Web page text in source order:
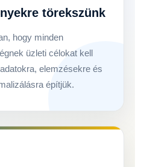
törekszünk
hogy minden
üzleti célokat kell
elemzésekre és
építjük.